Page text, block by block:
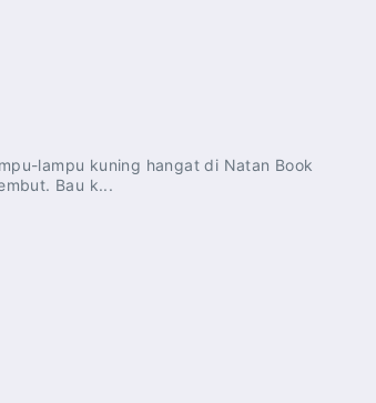
lampu kuning hangat di Natan Book
Bau k...